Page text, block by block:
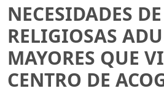
NECESIDADES DE
RELIGIOSAS
MAYORES QUE
CENTRO DE